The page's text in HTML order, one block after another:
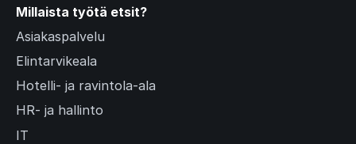
i
d
Millaista työtä etsit?
Asiakaspalvelu
Elintarvikeala
Hotelli- ja ravintola-ala
HR- ja hallinto
IT